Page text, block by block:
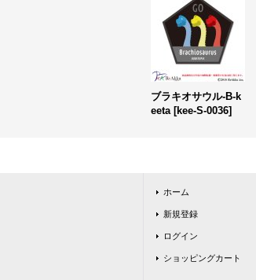
ブラキオサウル-B-k
eeta [kee-S-0036]
ホーム
新規登録
ログイン
ショッピングカート